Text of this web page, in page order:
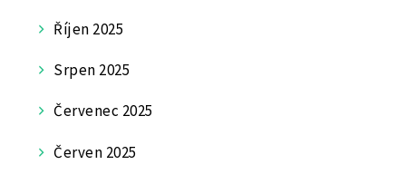
Říjen 2025
Srpen 2025
Červenec 2025
Červen 2025